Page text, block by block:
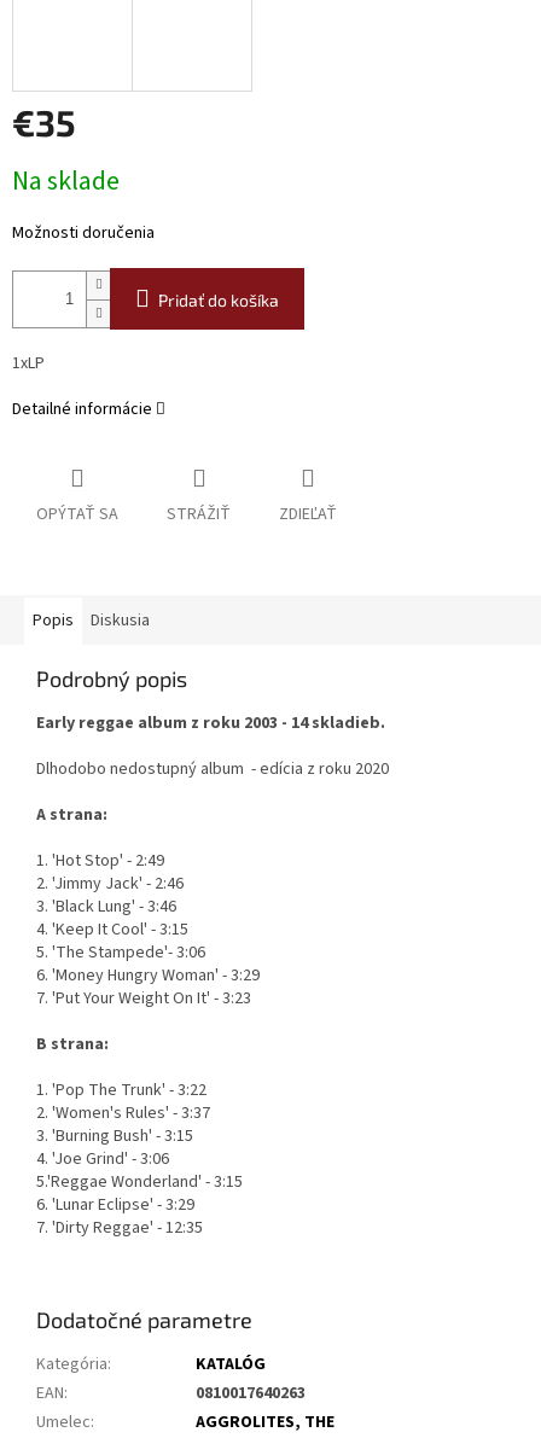
€35
cena:
Na sklade
Možnosti doručenia
Pridať do košíka
1xLP
Detailné informácie
OPÝTAŤ SA STRÁŽIŤ ZDIEĽAŤ
Popis Diskusia
Podrobný popis
Early reggae album z roku 2003 - 14 skladieb.
Dlhodobo nedostupný album - edícia z roku 2020
A strana:
1. 'Hot Stop' - 2:49
2. 'Jimmy Jack' - 2:46
3. 'Black Lung' - 3:46
4. 'Keep It Cool' - 3:15
5. 'The Stampede'- 3:06
6. 'Money Hungry Woman' - 3:29
7. 'Put Your Weight On It' - 3:23
B strana:
1. 'Pop The Trunk' - 3:22
2. 'Women's Rules' - 3:37
3. 'Burning Bush' - 3:15
4. 'Joe Grind' - 3:06
5.'Reggae Wonderland' - 3:15
6. 'Lunar Eclipse' - 3:29
7. 'Dirty Reggae' - 12:35
Dodatočné parametre
Kategória:
KATALÓG
EAN:
0810017640263
Umelec:
AGGROLITES, THE